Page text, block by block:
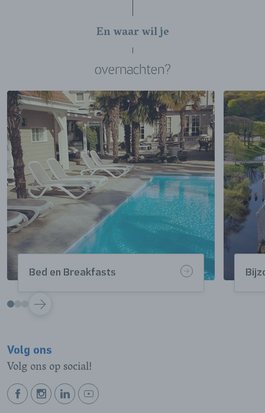
En waar wil je
overnachten?
Bed en Breakfasts
VOLGENDE
Volg ons
Volg ons op social!
BEKIJKBEKIJKBEKIJKBEKIJK